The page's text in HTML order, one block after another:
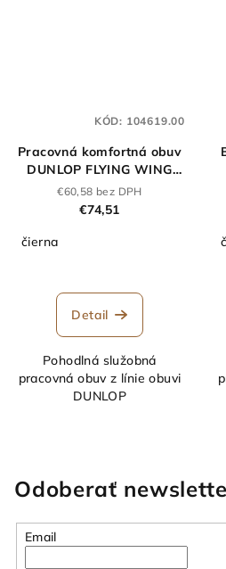
Pracovná komfortná obuv
DUNLOP FLYING WING
AIB O3 čierna
€60,58 bez DPH
€74,51
čierna
Detail
Pohodlná služobná
pracovná obuv z línie obuvi
DUNLOP
KÓD: 104619.00
Odoberať
Email